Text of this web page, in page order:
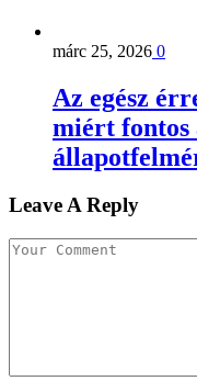
márc 25, 2026 0
Az egész
miért fontos
Leave A Reply